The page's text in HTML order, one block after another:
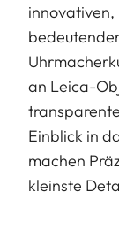
an Leica-
Einblick in
machen
kleinste